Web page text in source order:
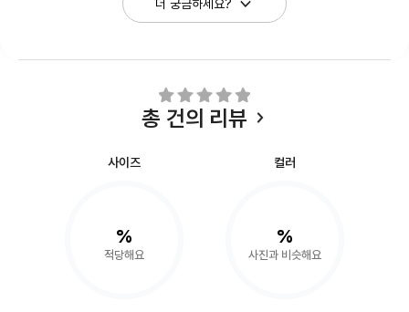
더 궁금하세요?
총 건의 리뷰
사이즈
%
적당해요
컬러
%
사진과 비슷해요